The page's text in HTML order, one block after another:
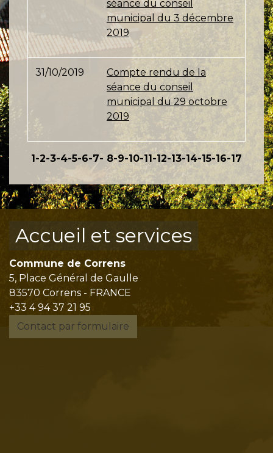
séance du conseil
municipal du 3 décembre
2019
31/10/2019
Compte rendu de la
séance du conseil
municipal du 29 octobre
2019
1-2-3-4-5-6-7- 8-9-10-11-12-13-14-15-16-17
Accueil et services
Commune de Correns
5, Place Général de Gaulle
83570 Correns - FRANCE
+33 4 94 37 21 95
Contact par formulaire